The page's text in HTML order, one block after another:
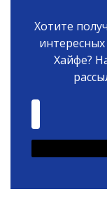
Хотите
Хайфе?